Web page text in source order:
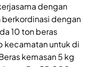
dengan
berkordinasi dengan
10 ton beras
kecamatan untuk di
kemasan 5 kg